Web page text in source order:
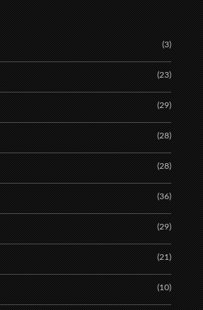
(3)
(23)
(29)
(28)
(28)
(36)
(29)
(21)
(10)